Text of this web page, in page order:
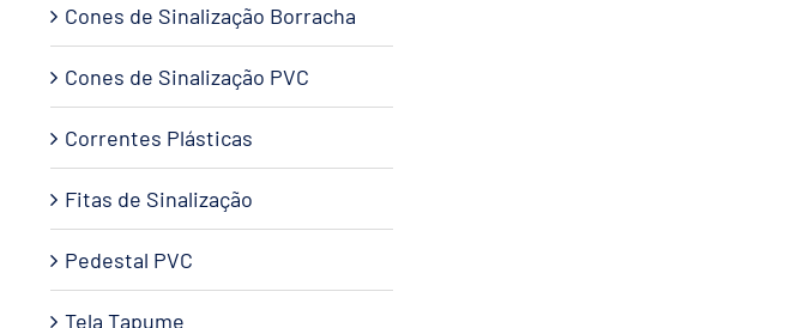
Cones de Sinalização Borracha
Cones de Sinalização PVC
Correntes Plásticas
Fitas de Sinalização
Pedestal PVC
Tela Tapume